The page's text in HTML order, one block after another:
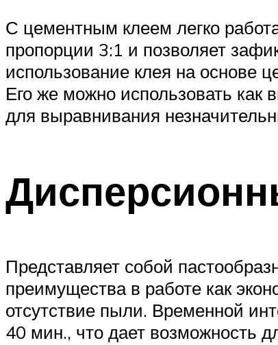
С цементным клеем легко
пропорции 3:1 и позволяет
использование клея на основе
Его же можно использовать
для выравнивания
Представляет собой
преимущества в работе как
отсутствие пыли. Временной
40 мин., что дает возможность